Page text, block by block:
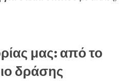
μας: από το
δράσης